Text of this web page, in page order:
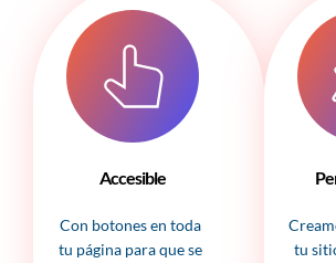
Accesible
Con botones en toda
tu página para que se
tu